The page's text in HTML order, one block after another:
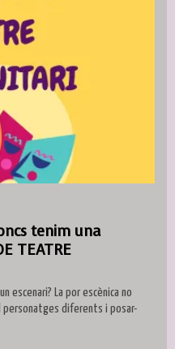
tenim una
TEATRE
escenari? La por escènica no
personatges diferents i posar-